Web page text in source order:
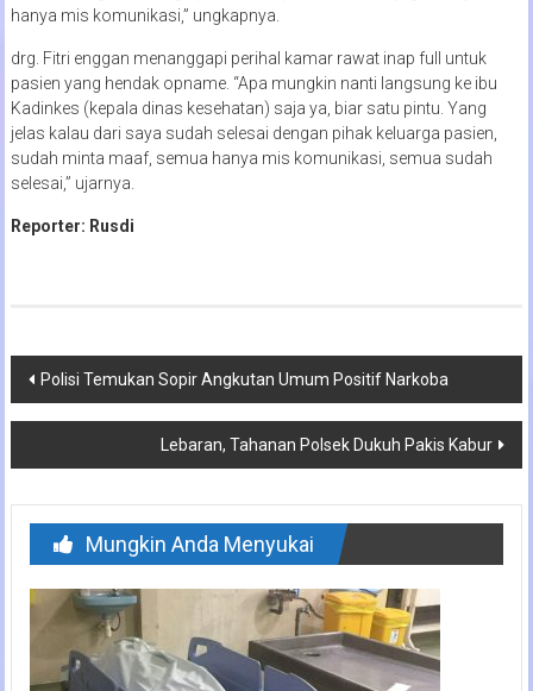
hanya mis komunikasi,” ungkapnya.
drg. Fitri enggan menanggapi perihal kamar rawat inap full untuk
pasien yang hendak opname. “Apa mungkin nanti langsung ke ibu
Kadinkes (kepala dinas kesehatan) saja ya, biar satu pintu. Yang
jelas kalau dari saya sudah selesai dengan pihak keluarga pasien,
sudah minta maaf, semua hanya mis komunikasi, semua sudah
selesai,” ujarnya.
Reporter: Rusdi
Navigasi
pos
Polisi Temukan Sopir Angkutan Umum Positif Narkoba
Lebaran, Tahanan Polsek Dukuh Pakis Kabur
Mungkin Anda Menyukai